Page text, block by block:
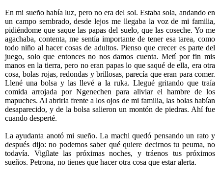
En mi sueño había luz, pero no era del sol. Estaba sola, andando en
un campo sembrado, desde lejos me llegaba la voz de mi familia,
pidiéndome que saque las papas del suelo, que las coseche. Yo me
agachaba, contenta, me sentía importante de tener esa tarea, como
todo niño al hacer cosas de adultos. Pienso que crecer es parte del
juego, solo que entonces no nos damos cuenta. Metí por fin mis
manos en la tierra, pero no eran papas lo que saqué de ella, era otra
cosa, bolas rojas, redondas y brillosas, parecía que eran para comer.
Llené una bolsa y las llevé a la ruka. Llegué gritando que traía
comida arrojada por Ngenechen para aliviar el hambre de los
mapuches. Al abrirla frente a los ojos de mi familia, las bolas habían
desaparecido, y de la bolsa salieron un montón de piedras. Ahí fue
cuando desperté.
La ayudanta anotó mi sueño. La machi quedó pensando un rato y
después dijo: no podemos saber qué quiere decirnos tu peuma, no
todavía. Vigílate las próximas noches, y tráenos tus próximos
sueños. Petrona, no tienes que hacer otra cosa que estar alerta.